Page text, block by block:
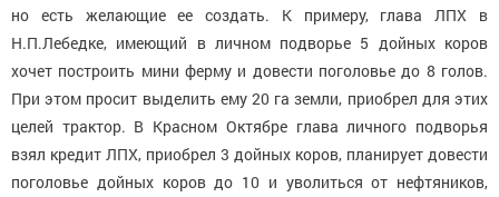
но есть желающие ее создать. К примеру, глава ЛПХ в
Н.П.Лебедке, имеющий в личном подворье 5 дойных коров
хочет построить мини ферму и довести поголовье до 8 голов.
При этом просит выделить ему 20 га земли, приобрел для этих
целей трактор. В Красном Октябре глава личного подворья
взял кредит ЛПХ, приобрел 3 дойных коров, планирует довести
поголовье дойных коров до 10 и уволиться от нефтяников,